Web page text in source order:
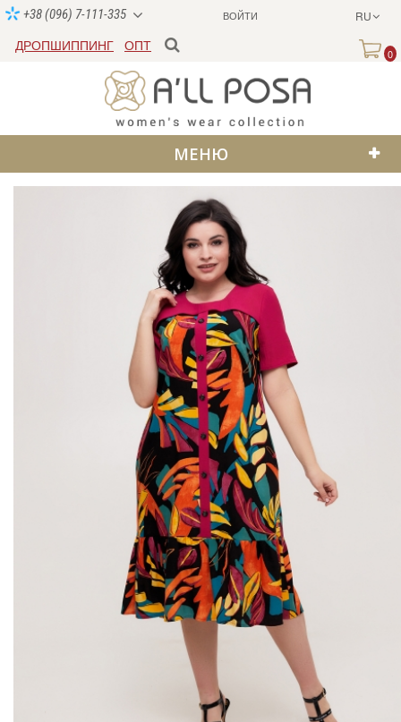
ВОЙТИ RU
+38 (096) 7-111-335
ДРОПШИППИНГ ОПТ
0
МЕНЮ